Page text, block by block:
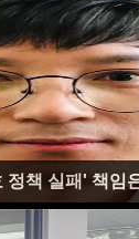
정책 실패' 책임